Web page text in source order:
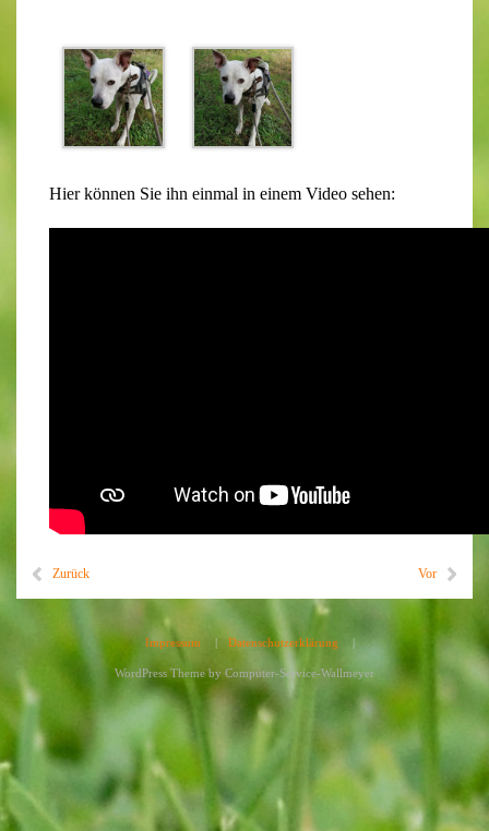
Hier können Sie ihn einmal in einem Video sehen:
Zurück Vor
Impressum Datenschutzerklärung
WordPress Theme by Computer-Service-Wallmeyer